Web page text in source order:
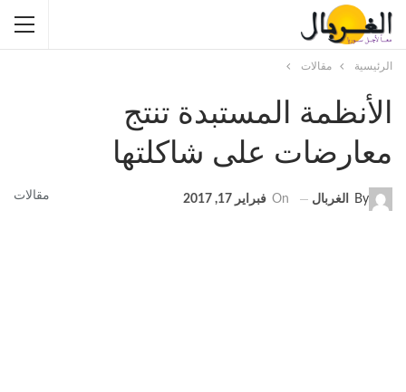
الرئيسية مقالات
الأنظمة المستبدة تنتج
معارضات على شاكلتها
مقالات By الغربال On فبراير 17, 2017